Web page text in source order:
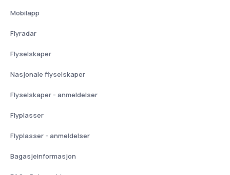
Mobilapp
Flyradar
Flyselskaper
Nasjonale flyselskaper
Flyselskaper - anmeldelser
Flyplasser
Flyplasser - anmeldelser
Bagasjeinformasjon